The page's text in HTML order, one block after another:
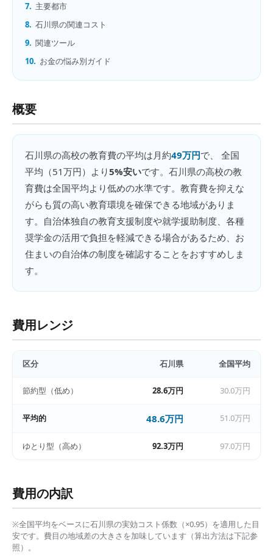
7. 主要都市
8. 石川県の関連コスト
9. 関連ツール
10. お金の悩み別ガイド
概要
石川県の高校の教育費の平均は月約49万円で、 全国
平均（51万円）より5%安いです。 石川県の高校の教
育費は全国平均より低めの水準です。教育費を抑えな
がらも質の高い教育環境を確保できる地域がありま
す。自治体独自の教育支援制度や就学援助制度、各種
奨学金の活用で負担を軽減できる場合があるため、お
住まいの自治体の制度を確認することをおすすめしま
す。
費用レンジ
区分 石川県 全国平均
節約型（低め） 28.6万円 30.0万円
平均的 48.6万円 51.0万円
ゆとり型（高め） 92.3万円 97.0万円
費用の内訳
※全国平均をベースに石川県の実効コスト係数（×0.95）を適用した目
安です。費目の地域差の大きさを加味しています（算出方法は下記参
照）。